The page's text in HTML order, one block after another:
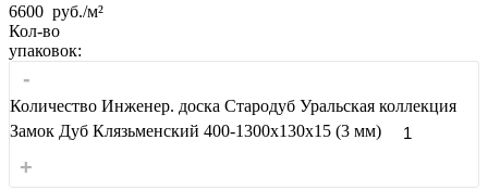
6600 руб./м²
Кол-во
упаковок:
-
Количество Инженер. доска Стародуб Уральская коллекция
Замок Дуб Клязьменский 400-1300x130x15 (3 мм)
+